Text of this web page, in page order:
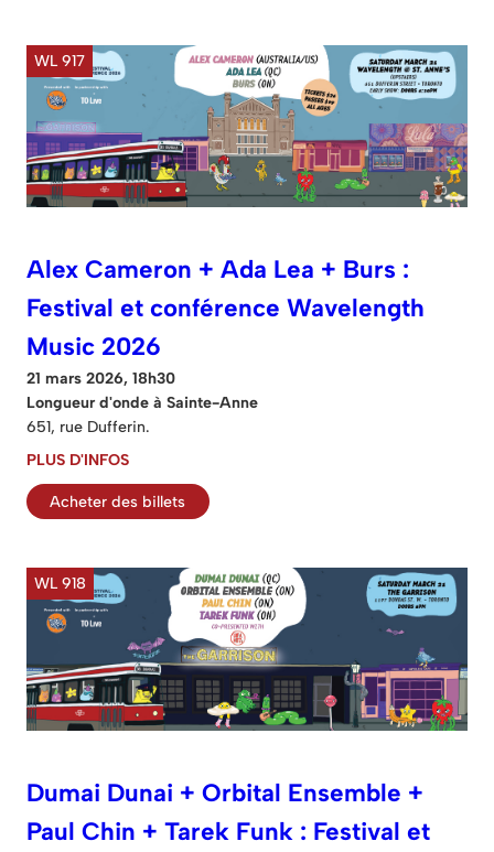
WL 917
Alex Cameron + Ada Lea + Burs :
Festival et conférence Wavelength
Music 2026
21 mars 2026, 18h30
Longueur d'onde à Sainte-Anne
651, rue Dufferin.
PLUS D'INFOS
Acheter des billets
WL 918
Dumai Dunai + Orbital Ensemble +
Paul Chin + Tarek Funk : Festival et